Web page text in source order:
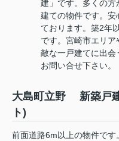
建」です。多くの方
建ての物件です。安
ております。築2年
です。宮崎市エリ
敵な一戸建てに出会
お問い合せ下さい。
大島町立野 新築戸
ト)
前面道路6m以上の物件で